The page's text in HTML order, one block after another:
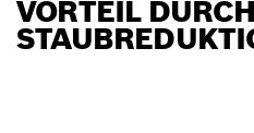
VORTEIL DURCH